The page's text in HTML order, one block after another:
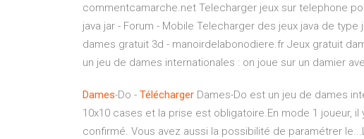
commentcamarche.net Telecharger jeux sur telephone
java jar - Forum - Mobile Telecharger des jeux java de
dames gratuit 3d - manoirdelabonodiere.fr Jeux gratuit
un jeu de dames internationales : on joue sur un damier
Dames-Do - Télécharger Dames-Do est un jeu de dames
10x10 cases et la prise est obligatoire.En mode 1 joueur,
confirmé. Vous avez aussi la possibilité de paramétrer